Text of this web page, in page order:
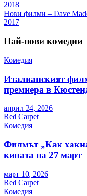
2018
Нови филми – Dave
2017
Най-нови комедии
Комедия
Италианският
премиера в
април 24, 2026
Red Carpet
Комедия
Филмът „Как
кината на 27 март
март 10, 2026
Red Carpet
Комедия